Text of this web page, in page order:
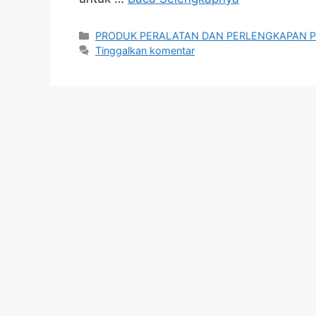
Kategori
PRODUK PERALATAN DAN PERLENGKAPAN
Tinggalkan komentar